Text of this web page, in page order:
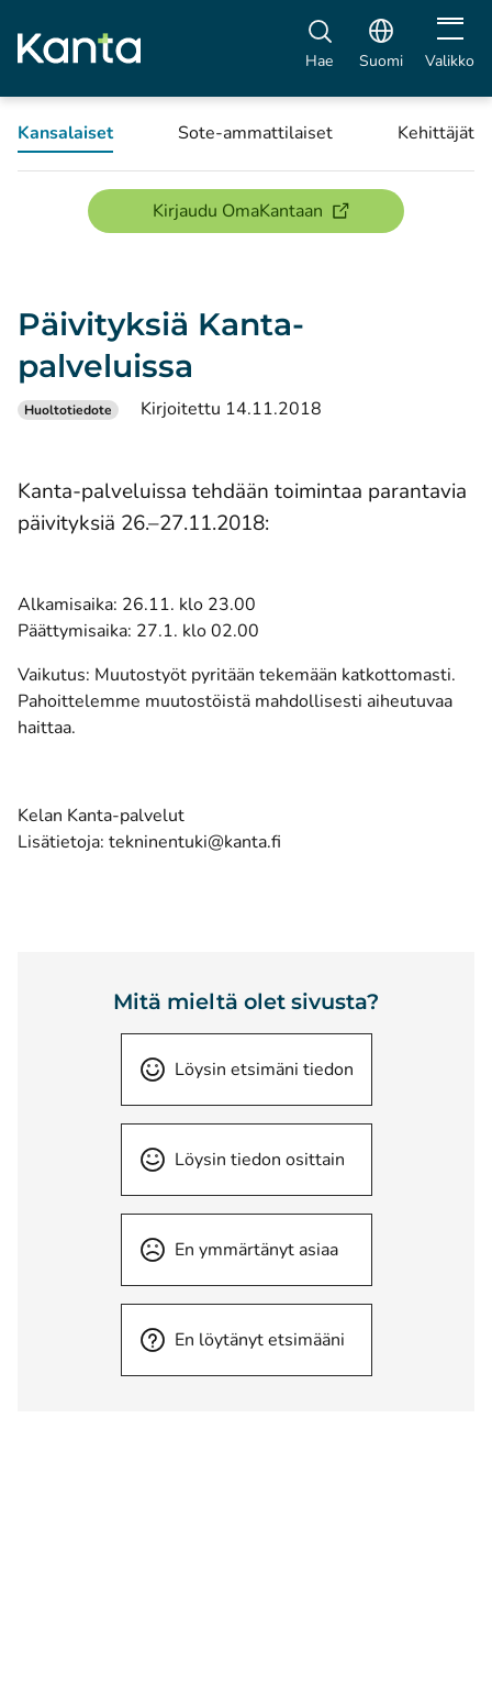
Hae Suomi Avaa
Valikko
Kansalaiset Sote-ammattilaiset Kehittäjät
Kirjaudu OmaKantaan(avautuu uuteen
Päivityksiä Kanta-
palveluissa
Huoltotiedote Kirjoitettu 14.11.2018
Kanta-palveluissa tehdään toimintaa parantavia
päivityksiä 26.–27.11.2018:
Alkamisaika: 26.11. klo 23.00
Päättymisaika: 27.1. klo 02.00
Vaikutus: Muutostyöt pyritään tekemään katkottomasti.
Pahoittelemme muutostöistä mahdollisesti aiheutuvaa
haittaa.
Kelan Kanta-palvelut
Lisätietoja: tekninentuki@kanta.fi
Mitä mieltä olet sivusta?
Löysin etsimäni tiedon
Löysin tiedon osittain
En ymmärtänyt asiaa
En löytänyt etsimääni